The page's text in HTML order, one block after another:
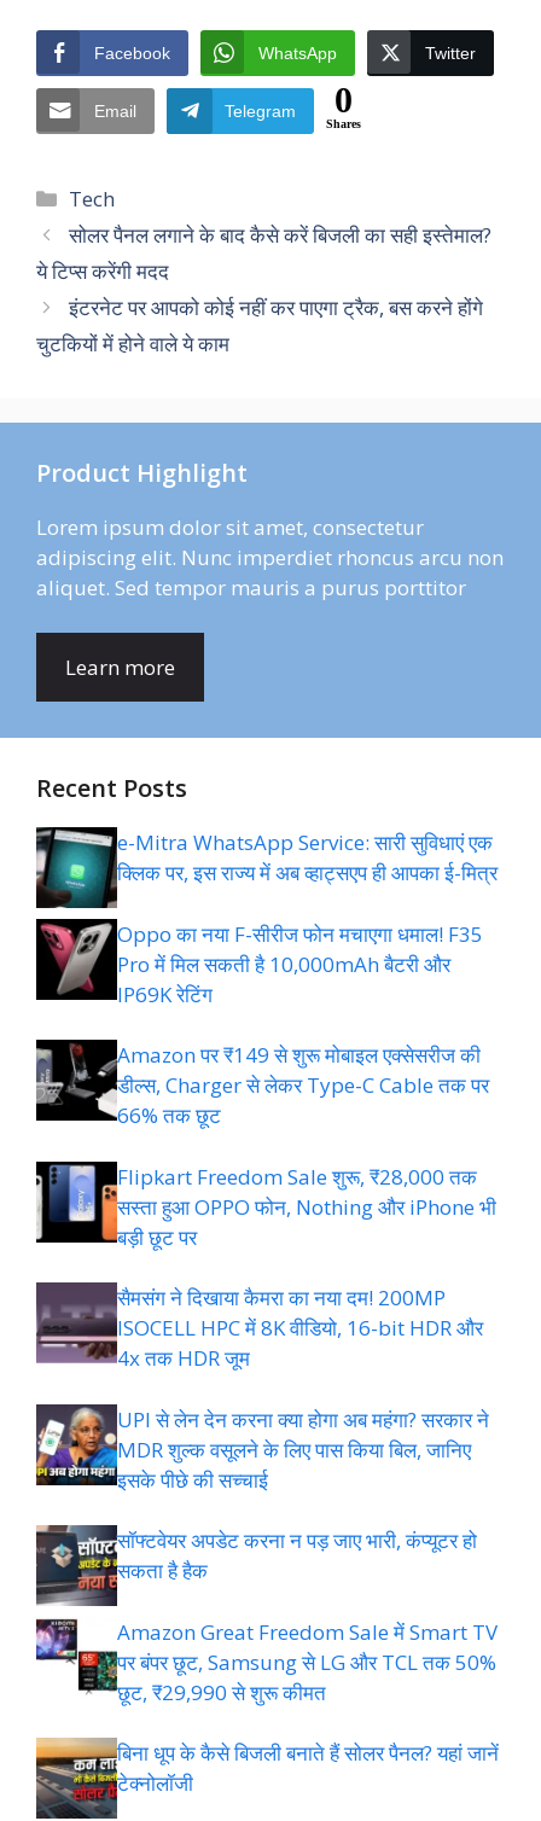
Facebook WhatsApp Twitter
Email Telegram 0
Shares
Categories
Tech
सोलर पैनल लगाने के बाद कैसे करें बिजली का सही इस्तेमाल?
ये टिप्स करेंगी मदद
इंटरनेट पर आपको कोई नहीं कर पाएगा ट्रैक, बस करने होंगे
चुटकियों में होने वाले ये काम
Product Highlight
Lorem ipsum dolor sit amet, consectetur
adipiscing elit. Nunc imperdiet rhoncus arcu non
aliquet. Sed tempor mauris a purus porttitor
Learn more
Recent Posts
e-Mitra WhatsApp Service: सारी सुविधाएं एक
क्लिक पर, इस राज्य में अब व्हाट्सएप ही आपका ई-मित्र
Oppo का नया F-सीरीज फोन मचाएगा धमाल! F35
Pro में मिल सकती है 10,000mAh बैटरी और
IP69K रेटिंग
Amazon पर ₹149 से शुरू मोबाइल एक्सेसरीज की
डील्स, Charger से लेकर Type-C Cable तक पर
66% तक छूट
Flipkart Freedom Sale शुरू, ₹28,000 तक
सस्ता हुआ OPPO फोन, Nothing और iPhone भी
बड़ी छूट पर
सैमसंग ने दिखाया कैमरा का नया दम! 200MP
ISOCELL HPC में 8K वीडियो, 16-bit HDR और
4x तक HDR जूम
UPI से लेन देन करना क्या होगा अब महंगा? सरकार ने
MDR शुल्क वसूलने के लिए पास किया बिल, जानिए
इसके पीछे की सच्चाई
सॉफ्टवेयर अपडेट करना न पड़ जाए भारी, कंप्यूटर हो
सकता है हैक
Amazon Great Freedom Sale में Smart TV
पर बंपर छूट, Samsung से LG और TCL तक 50%
छूट, ₹29,990 से शुरू कीमत
बिना धूप के कैसे बिजली बनाते हैं सोलर पैनल? यहां जानें
टेक्नोलॉजी